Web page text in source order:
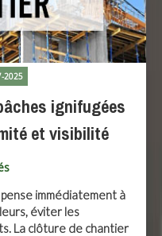
2025
ignifugées
et visibilité
immédiatement à
éviter les
La clôture de chantier